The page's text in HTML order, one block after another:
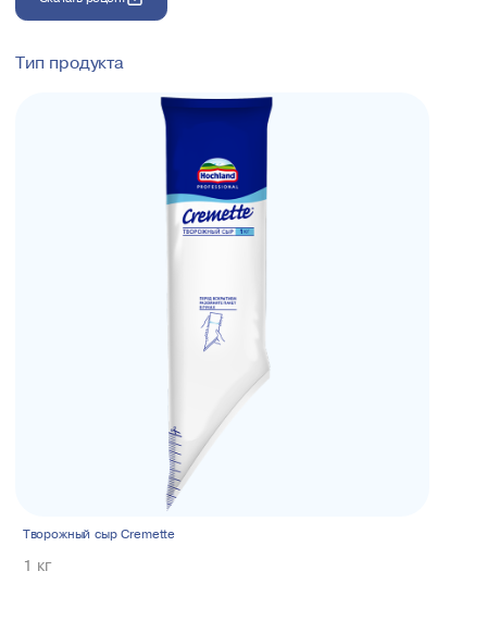
Тип продукта
Творожный сыр Cremette
1 кг